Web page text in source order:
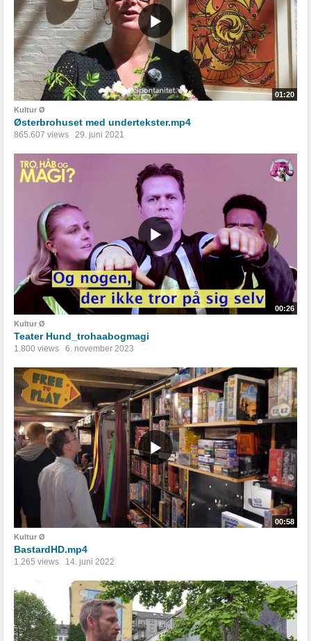
01:20
Kultur Ø
Østerbrohuset med undertekster.mp4
865.607 views 29. juni 2021
00:26
Kultur Ø
Teater Hund_trohaabogmagi
1.800 views 6. november 2023
00:58
Kultur Ø
BastardHD.mp4
1.265 views 14. juni 2022